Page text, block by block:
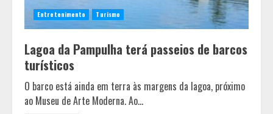
Entretenimento Turismo
Lagoa da Pampulha terá passeios de barcos
turísticos
O barco está ainda em terra às margens da lagoa, próximo
ao Museu de Arte Moderna. Ao...